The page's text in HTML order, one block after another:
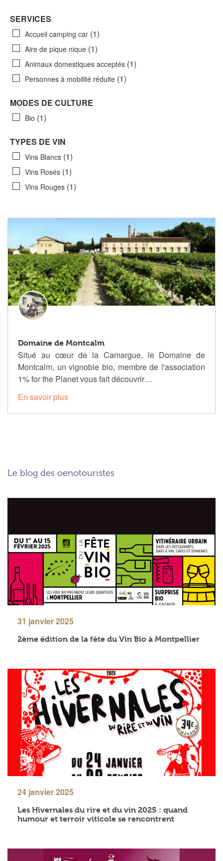
SERVICES
Accueil camping car (1)
Aire de pique nique (1)
Animaux domestiques acceptés (1)
Personnes à mobilité réduite (1)
MODES DE CULTURE
Bio (1)
TYPES DE VIN
Vins Blancs (1)
Vins Rosés (1)
Vins Rouges (1)
Domaine de Montcalm
Situé au cœur de la Camargue, le Domaine de
Montcalm, un vignoble bio, membre de l'association
1% for the Planet vous fait découvrir…
En savoir plus
Le blog des oenotouristes
31 janvier 2025
2ème édition de la fête du Vin Bio à Montpellier
24 janvier 2025
Les Hivernales du rire et du vin 2025 : quand
humour et terroir viticole se rencontrent